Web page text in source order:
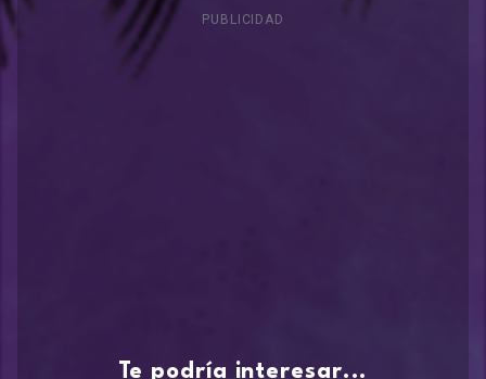
PUBLICIDAD
Te podría interesar...